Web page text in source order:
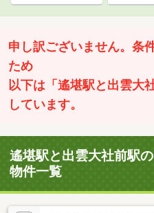
申し訳ございません。条
ため
以下は「遙堪駅と出雲大
しています。
遙堪駅と出雲大社前駅
物件一覧